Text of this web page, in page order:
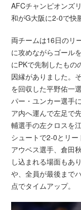
AFCチャンピオンズ
和がG大阪に2-0で快
両チームは16日のリ
に攻めながらゴール
にPKで先制したもの
因縁がありました。
を回収した平野佑一
パー・ユンカー選手
ア内へ運んで左足で
輔選手の左クロスを
シュートで2-0とリー
アウベス選手、倉田
し込まれる場面もあ
や、全員が最後まで
点でタイムアップ。